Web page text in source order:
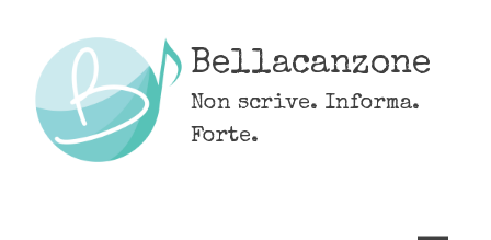
content
Bellacanzone
Non scrive. Informa.
Forte.